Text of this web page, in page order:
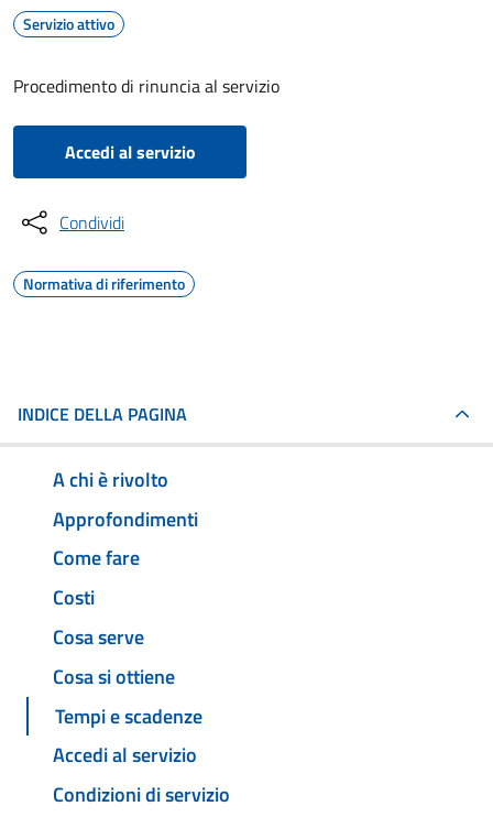
Servizio attivo
Procedimento di rinuncia al servizio
Accedi al servizio
Condividi
Normativa di riferimento
INDICE DELLA PAGINA
A chi è rivolto
Approfondimenti
Come fare
Costi
Cosa serve
Cosa si ottiene
Tempi e scadenze
Accedi al servizio
Condizioni di servizio